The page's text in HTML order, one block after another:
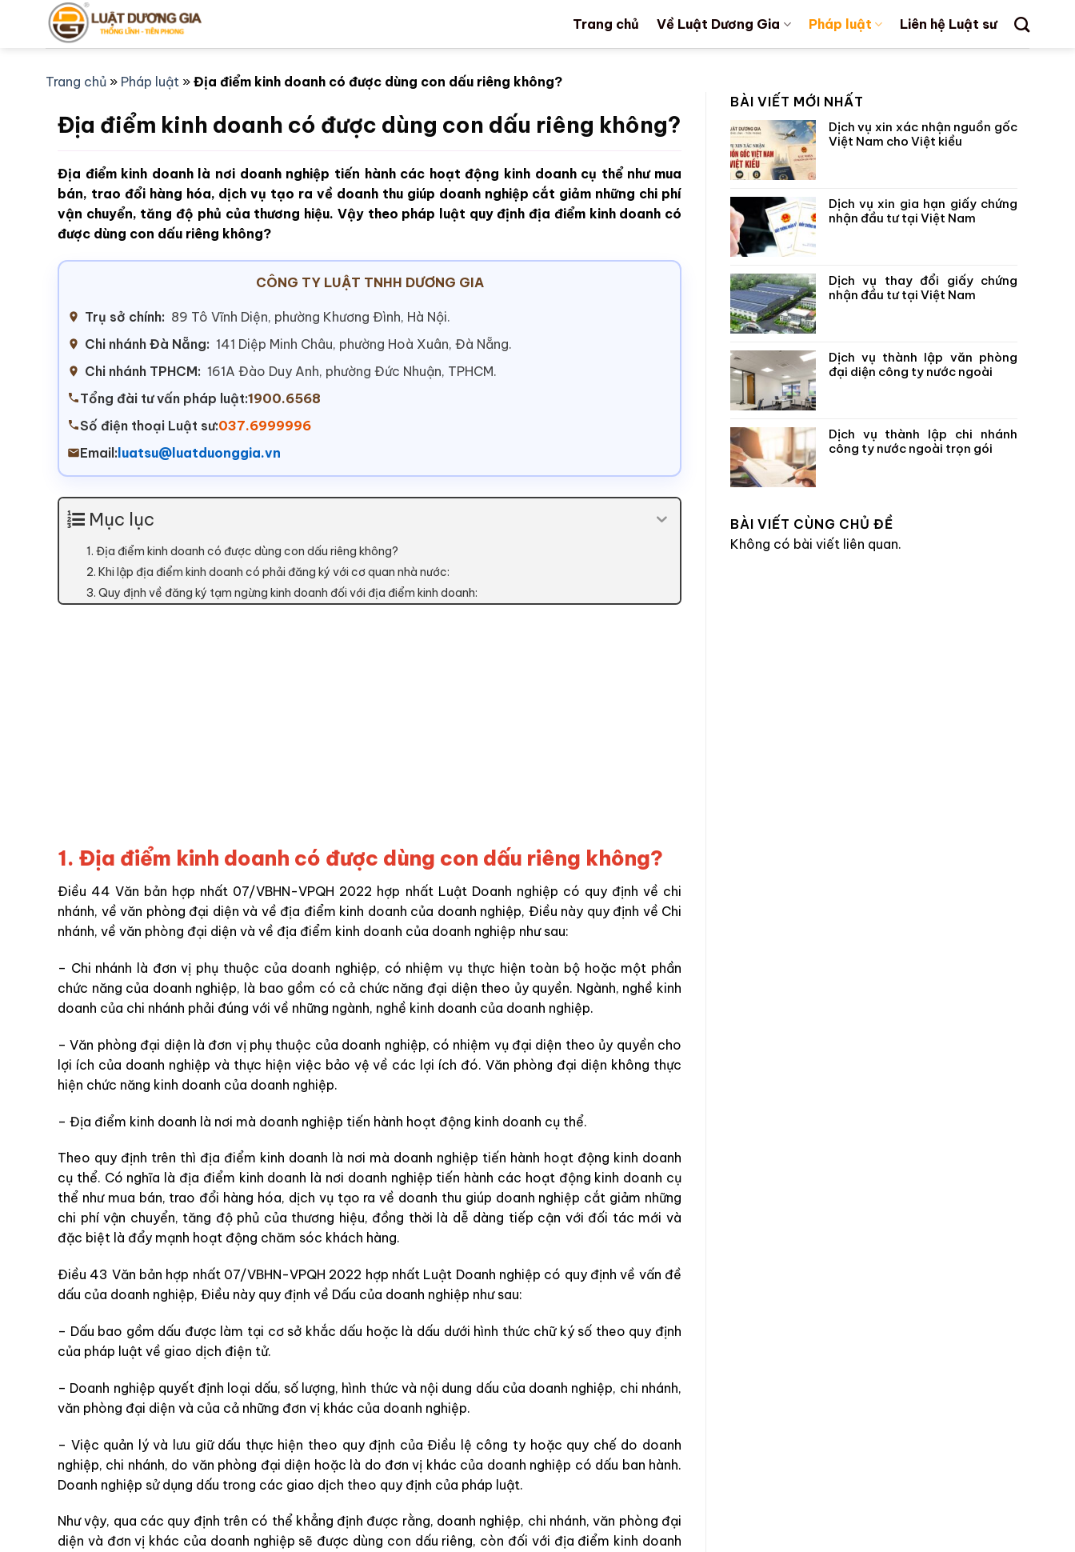
Trang chủ Về Luật Dương Gia Pháp luật Liên hệ Luật sư
Trang chủ » Pháp luật » Địa điểm kinh doanh có được dùng con dấu riêng không?
Địa điểm kinh doanh có được dùng con dấu riêng không?
Địa điểm kinh doanh là nơi doanh nghiệp tiến hành các hoạt động kinh doanh cụ thể như mua
bán, trao đổi hàng hóa, dịch vụ tạo ra về doanh thu giúp doanh nghiệp cắt giảm những chi phí
vận chuyển, tăng độ phủ của thương hiệu. Vậy theo pháp luật quy định địa điểm kinh doanh có
được dùng con dấu riêng không?
CÔNG TY LUẬT TNHH DƯƠNG GIA
Trụ sở chính: 89 Tô Vĩnh Diện, phường Khương Đình, Hà Nội.
Chi nhánh Đà Nẵng: 141 Diệp Minh Châu, phường Hoà Xuân, Đà Nẵng.
Chi nhánh TPHCM: 161A Đào Duy Anh, phường Đức Nhuận, TPHCM.
Tổng đài tư vấn pháp luật:1900.6568
Số điện thoại Luật sư:037.6999996
Email: luatsu@luatduonggia.vn
Mục lục
1. Địa điểm kinh doanh có được dùng con dấu riêng không?
2. Khi lập địa điểm kinh doanh có phải đăng ký với cơ quan nhà nước:
3. Quy định về đăng ký tạm ngừng kinh doanh đối với địa điểm kinh doanh:
1. Địa điểm kinh doanh có được dùng con dấu riêng không?
Điều 44 Văn bản hợp nhất 07/VBHN-VPQH 2022 hợp nhất Luật Doanh nghiệp có quy định về chi
nhánh, về văn phòng đại diện và về địa điểm kinh doanh của doanh nghiệp, Điều này quy định về Chi
nhánh, về văn phòng đại diện và về địa điểm kinh doanh của doanh nghiệp như sau:
– Chi nhánh là đơn vị phụ thuộc của doanh nghiệp, có nhiệm vụ thực hiện toàn bộ hoặc một phần
chức năng của doanh nghiệp, là bao gồm có cả chức năng đại diện theo ủy quyền. Ngành, nghề kinh
doanh của chi nhánh phải đúng với về những ngành, nghề kinh doanh của doanh nghiệp.
– Văn phòng đại diện là đơn vị phụ thuộc của doanh nghiệp, có nhiệm vụ đại diện theo ủy quyền cho
lợi ích của doanh nghiệp và thực hiện việc bảo vệ về các lợi ích đó. Văn phòng đại diện không thực
hiện chức năng kinh doanh của doanh nghiệp.
– Địa điểm kinh doanh là nơi mà doanh nghiệp tiến hành hoạt động kinh doanh cụ thể.
Theo quy định trên thì địa điểm kinh doanh là nơi mà doanh nghiệp tiến hành hoạt động kinh doanh
cụ thể. Có nghĩa là địa điểm kinh doanh là nơi doanh nghiệp tiến hành các hoạt động kinh doanh cụ
thể như mua bán, trao đổi hàng hóa, dịch vụ tạo ra về doanh thu giúp doanh nghiệp cắt giảm những
chi phí vận chuyển, tăng độ phủ của thương hiệu, đồng thời là dễ dàng tiếp cận với đối tác mới và
đặc biệt là đẩy mạnh hoạt động chăm sóc khách hàng.
Điều 43 Văn bản hợp nhất 07/VBHN-VPQH 2022 hợp nhất Luật Doanh nghiệp có quy định về vấn đề
dấu của doanh nghiệp, Điều này quy định về Dấu của doanh nghiệp như sau:
– Dấu bao gồm dấu được làm tại cơ sở khắc dấu hoặc là dấu dưới hình thức chữ ký số theo quy định
của pháp luật về giao dịch điện tử.
– Doanh nghiệp quyết định loại dấu, số lượng, hình thức và nội dung dấu của doanh nghiệp, chi nhánh,
văn phòng đại diện và của cả những đơn vị khác của doanh nghiệp.
– Việc quản lý và lưu giữ dấu thực hiện theo quy định của Điều lệ công ty hoặc quy chế do doanh
nghiệp, chi nhánh, do văn phòng đại diện hoặc là do đơn vị khác của doanh nghiệp có dấu ban hành.
Doanh nghiệp sử dụng dấu trong các giao dịch theo quy định của pháp luật.
Như vậy, qua các quy định trên có thể khẳng định được rằng, doanh nghiệp, chi nhánh, văn phòng đại
diện và đơn vị khác của doanh nghiệp sẽ được dùng con dấu riêng, còn đối với địa điểm kinh doanh
BÀI VIẾT MỚI NHẤT
Dịch vụ xin xác nhận nguồn gốc
Việt Nam cho Việt kiều
Dịch vụ xin gia hạn giấy chứng
nhận đầu tư tại Việt Nam
Dịch vụ thay đổi giấy chứng
nhận đầu tư tại Việt Nam
Dịch vụ thành lập văn phòng
đại diện công ty nước ngoài
Dịch vụ thành lập chi nhánh
công ty nước ngoài trọn gói
BÀI VIẾT CÙNG CHỦ ĐỀ
Không có bài viết liên quan.